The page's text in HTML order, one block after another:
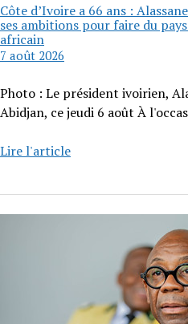
Côte d’Ivoire a 66 ans :
ses ambitions pour faire du
africain
7 août 2026
Photo : Le président ivoirien,
Abidjan, ce jeudi 6 août À
Lire l'article